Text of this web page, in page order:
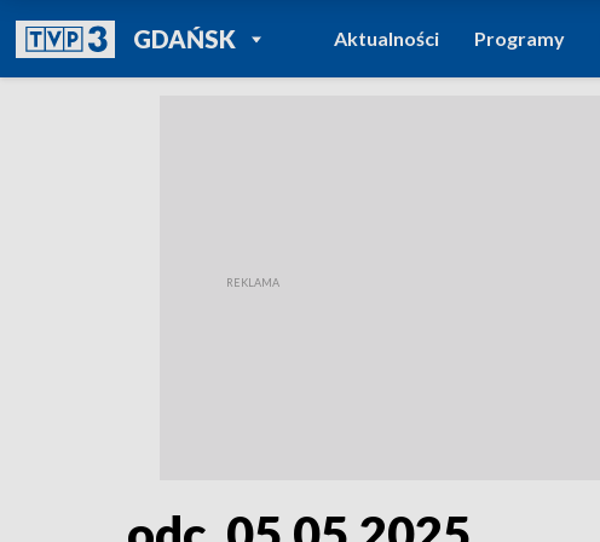
GDAŃSKPOWRÓT DO
TVP REGIONY
Aktualności Programy